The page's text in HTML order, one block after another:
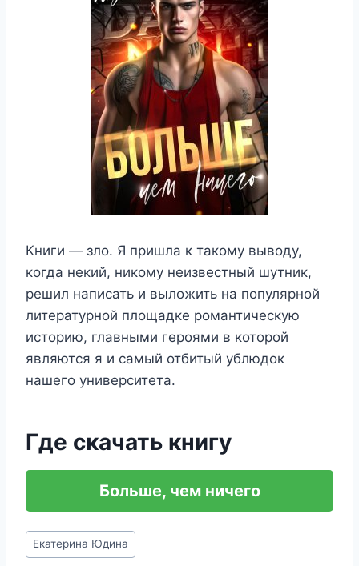
Книги — зло. Я пришла к такому выводу,
когда некий, никому неизвестный шутник,
решил написать и выложить на популярной
литературной площадке романтическую
историю, главными героями в которой
являются я и самый отбитый ублюдок
нашего университета.
Где скачать книгу
Больше, чем ничего
Метки
записи:
Екатерина Юдина